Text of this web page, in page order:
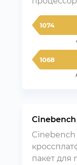
1074
1068
Cinebench
пакет для